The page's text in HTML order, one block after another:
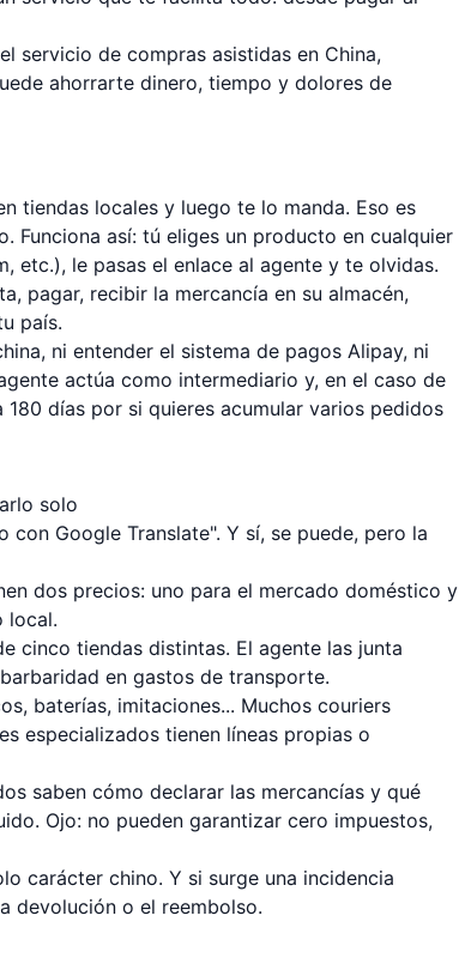
de compras asistidas en China,
ahorrarte dinero, tiempo y dolores de
tiendas locales y luego te lo manda. Eso es
Funciona así: tú eliges un producto en cualquier
etc.), le pasas el enlace al agente y te olvidas.
pagar, recibir la mercancía en su almacén,
país.
ni entender el sistema de pagos Alipay, ni
actúa como intermediario y, en el caso de
días por si quieres acumular varios pedidos
solo
Google Translate". Y sí, se puede, pero la
dos precios: uno para el mercado doméstico y
local.
cinco tiendas distintas. El agente las junta
en gastos de transporte.
baterías, imitaciones... Muchos couriers
especializados tienen líneas propias o
saben cómo declarar las mercancías y qué
Ojo: no pueden garantizar cero impuestos,
carácter chino. Y si surge una incidencia
devolución o el reembolso.